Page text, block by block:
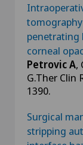
penetrating
corneal
Petrovic A,
G.Ther Clin
1390.
Surgical
stripping